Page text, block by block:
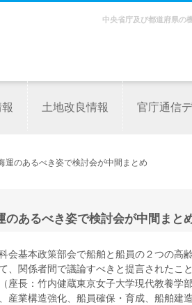
中央省庁及び都道府県の
土地改良情報 官庁通信
のあるべき姿で検討会が中間まとめ
あるべき姿で検討会が中間まと
会基本政策部会で船舶と船員の２つの高
、関係者間で議論すべきと提言されたこ
座長：竹内健蔵東京女子大学現代教養学
産業構造強化、船員確保・育成、船舶建